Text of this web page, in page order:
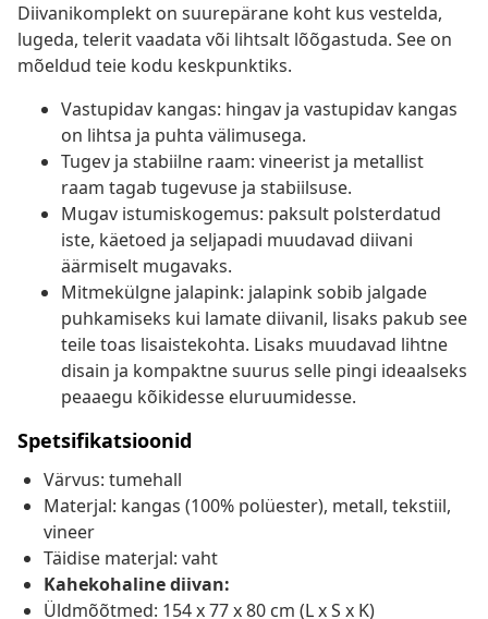
Diivanikomplekt on suurepärane koht kus vestelda,
lugeda, telerit vaadata või lihtsalt lõõgastuda. See on
mõeldud teie kodu keskpunktiks.
Vastupidav kangas: hingav ja vastupidav kangas
on lihtsa ja puhta välimusega.
Tugev ja stabiilne raam: vineerist ja metallist
raam tagab tugevuse ja stabiilsuse.
Mugav istumiskogemus: paksult polsterdatud
iste, käetoed ja seljapadi muudavad diivani
äärmiselt mugavaks.
Mitmekülgne jalapink: jalapink sobib jalgade
puhkamiseks kui lamate diivanil, lisaks pakub see
teile toas lisaistekohta. Lisaks muudavad lihtne
disain ja kompaktne suurus selle pingi ideaalseks
peaaegu kõikidesse eluruumidesse.
Spetsifikatsioonid
Värvus: tumehall
Materjal: kangas (100% polüester), metall, tekstiil,
vineer
Täidise materjal: vaht
Kahekohaline diivan:
Üldmõõtmed: 154 x 77 x 80 cm (L x S x K)